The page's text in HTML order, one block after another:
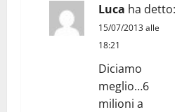
Luca ha detto:
15/07/2013 alle
18:21
Diciamo
meglio…6
milioni a